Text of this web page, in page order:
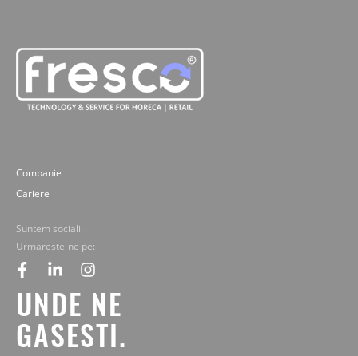
pe
mail.
Companie
Cariere
Suntem sociali.
Urmareste-ne pe:
facebook
linkedininstagram
UNDE NE
GASESTI.